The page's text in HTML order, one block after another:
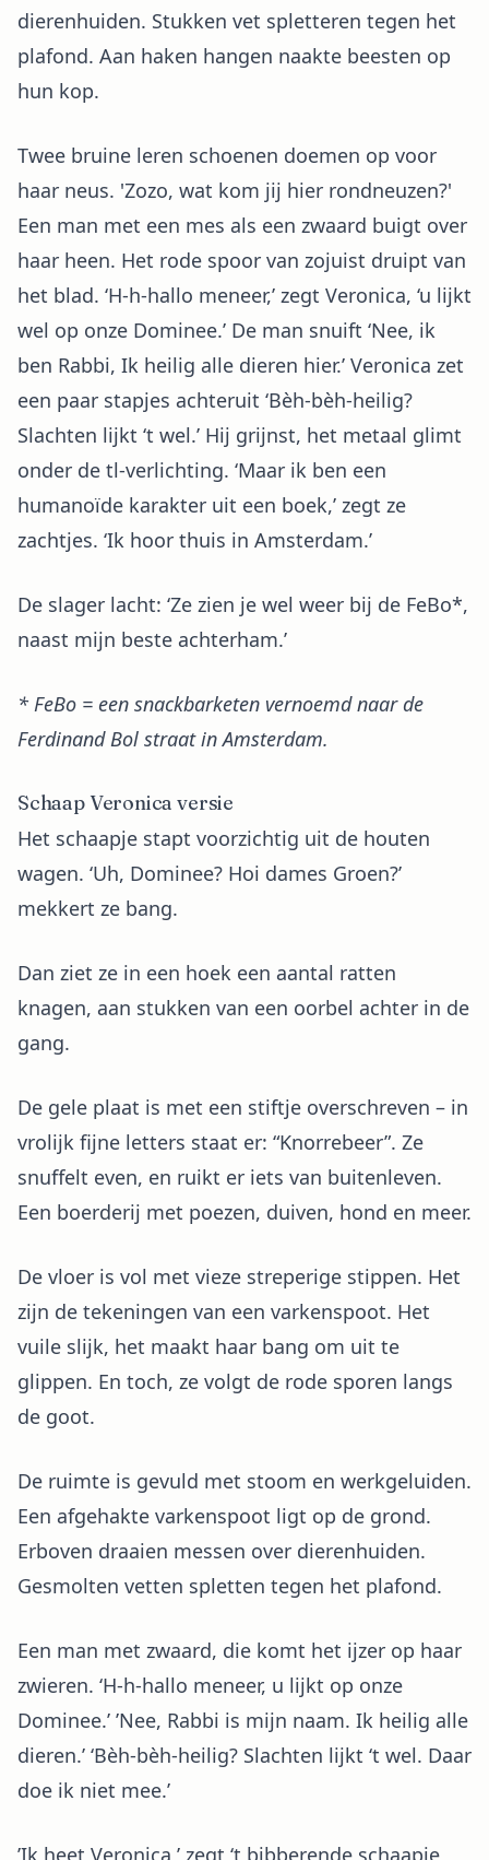
dierenhuiden. Stukken vet spletteren tegen het
plafond. Aan haken hangen naakte beesten op
hun kop.
Twee bruine leren schoenen doemen op voor
haar neus. 'Zozo, wat kom jij hier rondneuzen?'
Een man met een mes als een zwaard buigt over
haar heen. Het rode spoor van zojuist druipt van
het blad. ‘H-h-hallo meneer,’ zegt Veronica, ‘u lijkt
wel op onze Dominee.’ De man snuift ‘Nee, ik
ben Rabbi, Ik heilig alle dieren hier.’ Veronica zet
een paar stapjes achteruit ‘Bèh-bèh-heilig?
Slachten lijkt ‘t wel.’ Hij grijnst, het metaal glimt
onder de tl-verlichting. ‘Maar ik ben een
humanoïde karakter uit een boek,’ zegt ze
zachtjes. ‘Ik hoor thuis in Amsterdam.’
De slager lacht: ‘Ze zien je wel weer bij de FeBo*,
naast mijn beste achterham.’
* FeBo = een snackbarketen vernoemd naar de
Ferdinand Bol straat in Amsterdam.
Schaap Veronica versie
Het schaapje stapt voorzichtig uit de houten
wagen. ‘Uh, Dominee? Hoi dames Groen?’
mekkert ze bang.
Dan ziet ze in een hoek een aantal ratten
knagen, aan stukken van een oorbel achter in de
gang.
De gele plaat is met een stiftje overschreven – in
vrolijk fijne letters staat er: “Knorrebeer”. Ze
snuffelt even, en ruikt er iets van buitenleven.
Een boerderij met poezen, duiven, hond en meer.
De vloer is vol met vieze streperige stippen. Het
zijn de tekeningen van een varkenspoot. Het
vuile slijk, het maakt haar bang om uit te
glippen. En toch, ze volgt de rode sporen langs
de goot.
De ruimte is gevuld met stoom en werkgeluiden.
Een afgehakte varkenspoot ligt op de grond.
Erboven draaien messen over dierenhuiden.
Gesmolten vetten spletten tegen het plafond.
Een man met zwaard, die komt het ijzer op haar
zwieren. ‘H-h-hallo meneer, u lijkt op onze
Dominee.’ ’Nee, Rabbi is mijn naam. Ik heilig alle
dieren.’ ‘Bèh-bèh-heilig? Slachten lijkt ‘t wel. Daar
doe ik niet mee.’
’Ik heet Veronica,’ zegt ‘t bibberende schaapje,